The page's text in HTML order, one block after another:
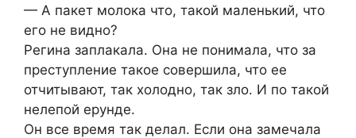
— А пакет молока что, такой маленький, что
его не видно?
Регина заплакала. Она не понимала, что за
преступление такое совершила, что ее
отчитывают, так холодно, так зло. И по такой
нелепой ерунде.
Он все время так делал. Если она замечала